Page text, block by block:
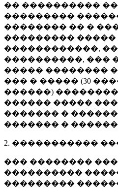
�� ����������
���������
�������� �� �
��������� �����
������������,
����������, ���
����� ��������
��� � ����� (30
������)
������ �����
������� �
������� �
2. �����������
��� ��������
����������
���������